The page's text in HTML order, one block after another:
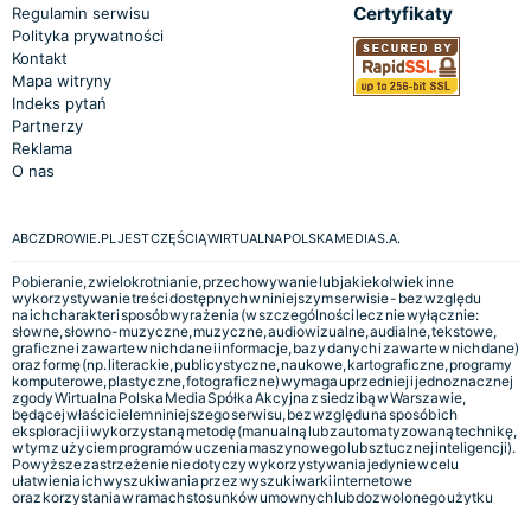
Regulamin serwisu
Polityka prywatności
Kontakt
Mapa witryny
Indeks pytań
Partnerzy
Reklama
O nas
Certyfikaty
ABCZDROWIE.PL JEST CZĘŚCIĄ WIRTUALNA POLSKA MEDIA S.A.
Pobieranie, zwielokrotnianie, przechowywanie lub jakiekolwiek inne
wykorzystywanie treści dostępnych w niniejszym serwisie - bez względu
na ich charakter i sposób wyrażenia (w szczególności lecz nie wyłącznie:
słowne, słowno-muzyczne, muzyczne, audiowizualne, audialne, tekstowe,
graficzne i zawarte w nich dane i informacje, bazy danych i zawarte w nich dane)
oraz formę (np. literackie, publicystyczne, naukowe, kartograficzne, programy
komputerowe, plastyczne, fotograficzne) wymaga uprzedniej i jednoznacznej
zgody Wirtualna Polska Media Spółka Akcyjna z siedzibą w Warszawie,
będącej właścicielem niniejszego serwisu, bez względu na sposób ich
eksploracji i wykorzystaną metodę (manualną lub zautomatyzowaną technikę,
w tym z użyciem programów uczenia maszynowego lub sztucznej inteligencji).
Powyższe zastrzeżenie nie dotyczy wykorzystywania jedynie w celu
ułatwienia ich wyszukiwania przez wyszukiwarki internetowe
oraz korzystania w ramach stosunków umownych lub dozwolonego użytku